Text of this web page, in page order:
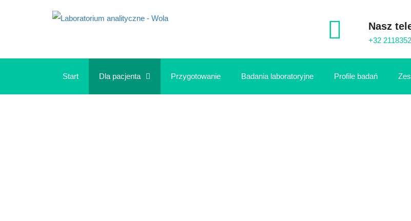
Nasz
+32 2118352
Start Dla pacjenta Przygotowanie Badania laboratoryjne Profile badań